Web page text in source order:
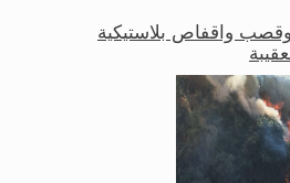
واقفاص بلاستيكية